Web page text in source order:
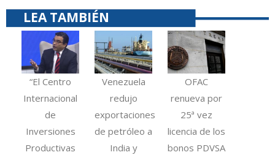
LEA TAMBIÉN
“El Centro
Internacional
de
Inversiones
Productivas
Venezuela
redujo
exportaciones
de petróleo a
India y
OFAC
renueva por
25ª vez
licencia de los
bonos PDVSA